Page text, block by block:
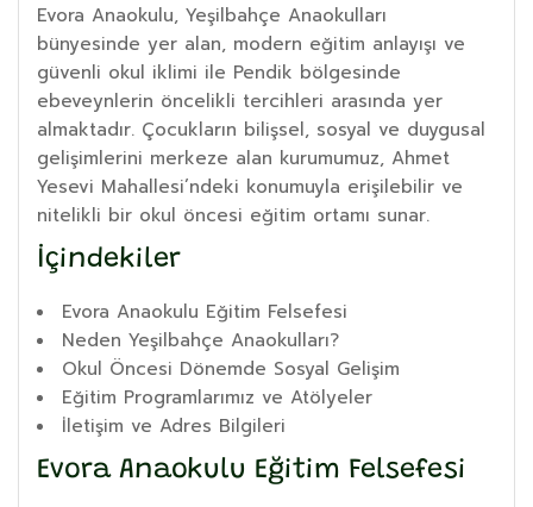
Evora Anaokulu, Yeşilbahçe Anaokulları
bünyesinde yer alan, modern eğitim anlayışı ve
güvenli okul iklimi ile Pendik bölgesinde
ebeveynlerin öncelikli tercihleri arasında yer
almaktadır. Çocukların bilişsel, sosyal ve duygusal
gelişimlerini merkeze alan kurumumuz, Ahmet
Yesevi Mahallesi’ndeki konumuyla erişilebilir ve
nitelikli bir okul öncesi eğitim ortamı sunar.
İçindekiler
Evora Anaokulu Eğitim Felsefesi
Neden Yeşilbahçe Anaokulları?
Okul Öncesi Dönemde Sosyal Gelişim
Eğitim Programlarımız ve Atölyeler
İletişim ve Adres Bilgileri
Evora Anaokulu Eğitim Felsefesi